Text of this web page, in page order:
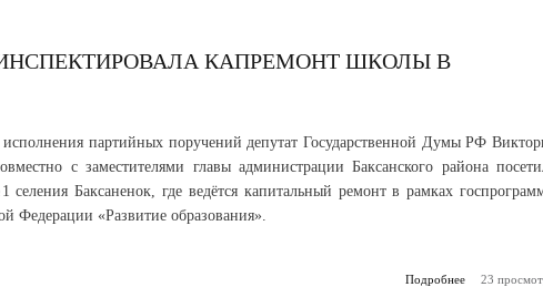
КАПРЕМОНТ ШКОЛЫ В
партийных поручений депутат Государственной Думы РФ
с заместителями главы администрации Баксанского района
Баксаненок, где ведётся капитальный ремонт в рамках
Федерации «Развитие образования».
Подробнее
о Депутат
23